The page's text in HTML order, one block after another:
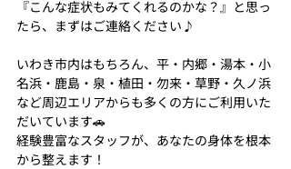
『こんな症状もみてくれるのかな？』と思っ
たら、まずはご連絡ください♪
いわき市内はもちろん、平・内郷・湯本・小
名浜・鹿島・泉・植田・勿来・草野・久ノ浜
など周辺エリアからも多くの方にご利用いた
だいています🚗
経験豊富なスタッフが、あなたの身体を根本
から整えます！